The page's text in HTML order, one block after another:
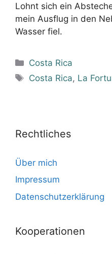
Lohnt sich ein
mein Ausflug in den
Wasser fiel.
Kategorien
Costa Rica
Schlagwörter
Costa Rica, La
Rechtliches
Über mich
Impressum
Datenschutzerklärung
Kooperationen